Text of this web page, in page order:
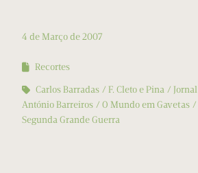
4 de Março de 2007
Recortes
Carlos Barradas
F. Cleto e Pina
António Barreiros
O Mundo em Gavetas
Segunda Grande Guerra